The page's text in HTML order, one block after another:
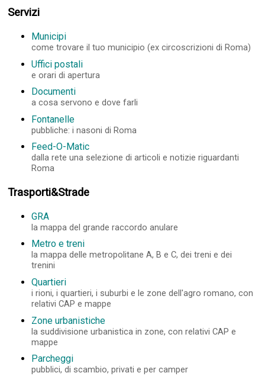
Servizi
Municipi
come trovare il tuo municipio (ex circoscrizioni di Roma)
Uffici postali
e orari di apertura
Documenti
a cosa servono e dove farli
Fontanelle
pubbliche: i nasoni di Roma
Feed-O-Matic
dalla rete una selezione di articoli e notizie riguardanti
Roma
Trasporti&Strade
GRA
la mappa del grande raccordo anulare
Metro e treni
la mappa delle metropolitane A, B e C, dei treni e dei
trenini
Quartieri
i rioni, i quartieri, i suburbi e le zone dell'agro romano, con
relativi CAP e mappe
Zone urbanistiche
la suddivisione urbanistica in zone, con relativi CAP e
mappe
Parcheggi
pubblici, di scambio, privati e per camper